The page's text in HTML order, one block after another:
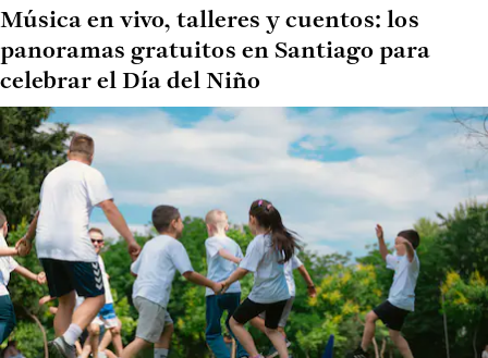
Música en vivo, talleres y cuentos: los
panoramas gratuitos en Santiago para
celebrar el Día del Niño